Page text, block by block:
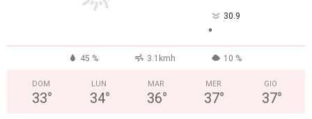
30.9
°
45 % 3.1kmh 10 %
DOM
33°
LUN
34°
MAR
36°
MER
37°
GIO
37°